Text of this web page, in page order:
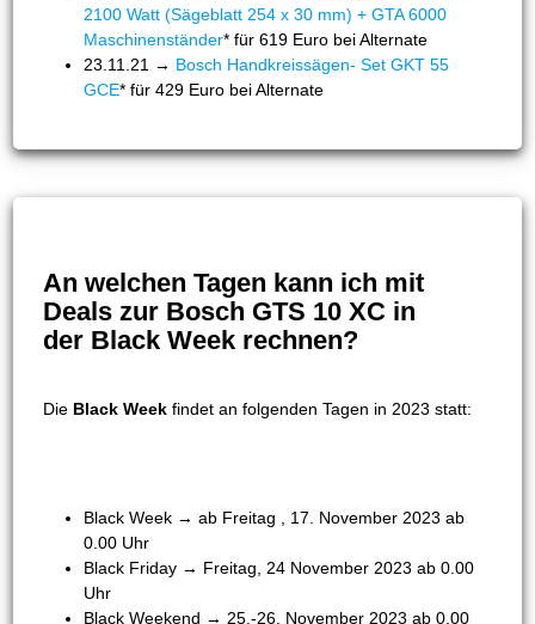
2100 Watt (Sägeblatt 254 x 30 mm) + GTA 6000
Maschinenständer* für 619 Euro bei Alternate
23.11.21 → Bosch Handkreissägen- Set GKT 55
GCE* für 429 Euro bei Alternate
An welchen Tagen kann ich mit
Deals zur Bosch GTS 10 XC in
der Black Week rechnen?
Die Black Week findet an folgenden Tagen in 2023 statt:
Black Week → ab Freitag , 17. November 2023 ab
0.00 Uhr
Black Friday → Freitag, 24 November 2023 ab 0.00
Uhr
Black Weekend → 25.-26. November 2023 ab 0.00